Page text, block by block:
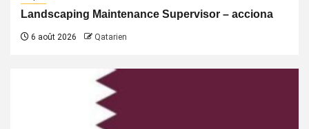
Landscaping Maintenance Supervisor – acciona
6 août 2026 Qatarien